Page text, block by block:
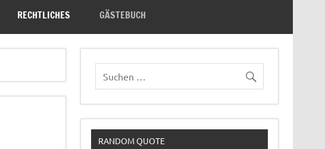
RECHTLICHES GÄSTEBUCH
RANDOM QUOTE